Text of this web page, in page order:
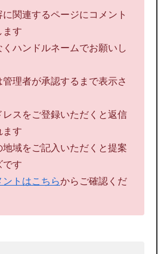
に関連するページにコメント
ます
くハンドルネームでお願いし
管理者が承認するまで表示さ
レスをご登録いただくと返信
ます
地域をご記入いただくと提案
です
ントはこちらからご確認くだ